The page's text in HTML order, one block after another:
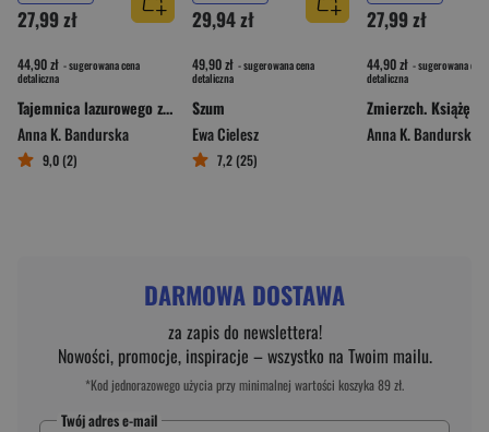
27,99 zł
44,90 zł - sugerowana cena
detaliczna
Tajemnica lazurowego zamku. Nad Sekwaną. Tom 2
Anna K. Bandurska
9,0 (2)
29,94 zł
49,90 zł - sugerowana cena
detaliczna
Szum
Ewa Cielesz
7,2 (25)
27,99 zł
44,90 zł - sugerowana cena
detaliczna
Anna K. Bandurska
DARMOWA DOSTAWA
za zapis do newslettera!
Nowości, promocje, inspiracje – wszystko na Twoim mailu.
*Kod jednorazowego użycia przy minimalnej wartości koszyka 89 zł.
Twój adres e-mail